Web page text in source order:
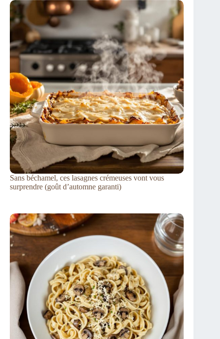
Sans béchamel, ces lasagnes crémeuses vont vous
surprendre (goût d’automne garanti)